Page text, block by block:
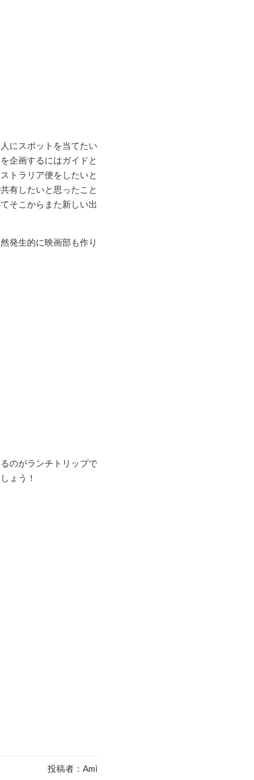
にスポットを当てたい
企画するにはガイドと
トラリア便をしたいと
有したいと思ったこと
そこからまた新しい出
発生的に映画部も作り
のがランチトリップで
ょう！
投稿者：Ami